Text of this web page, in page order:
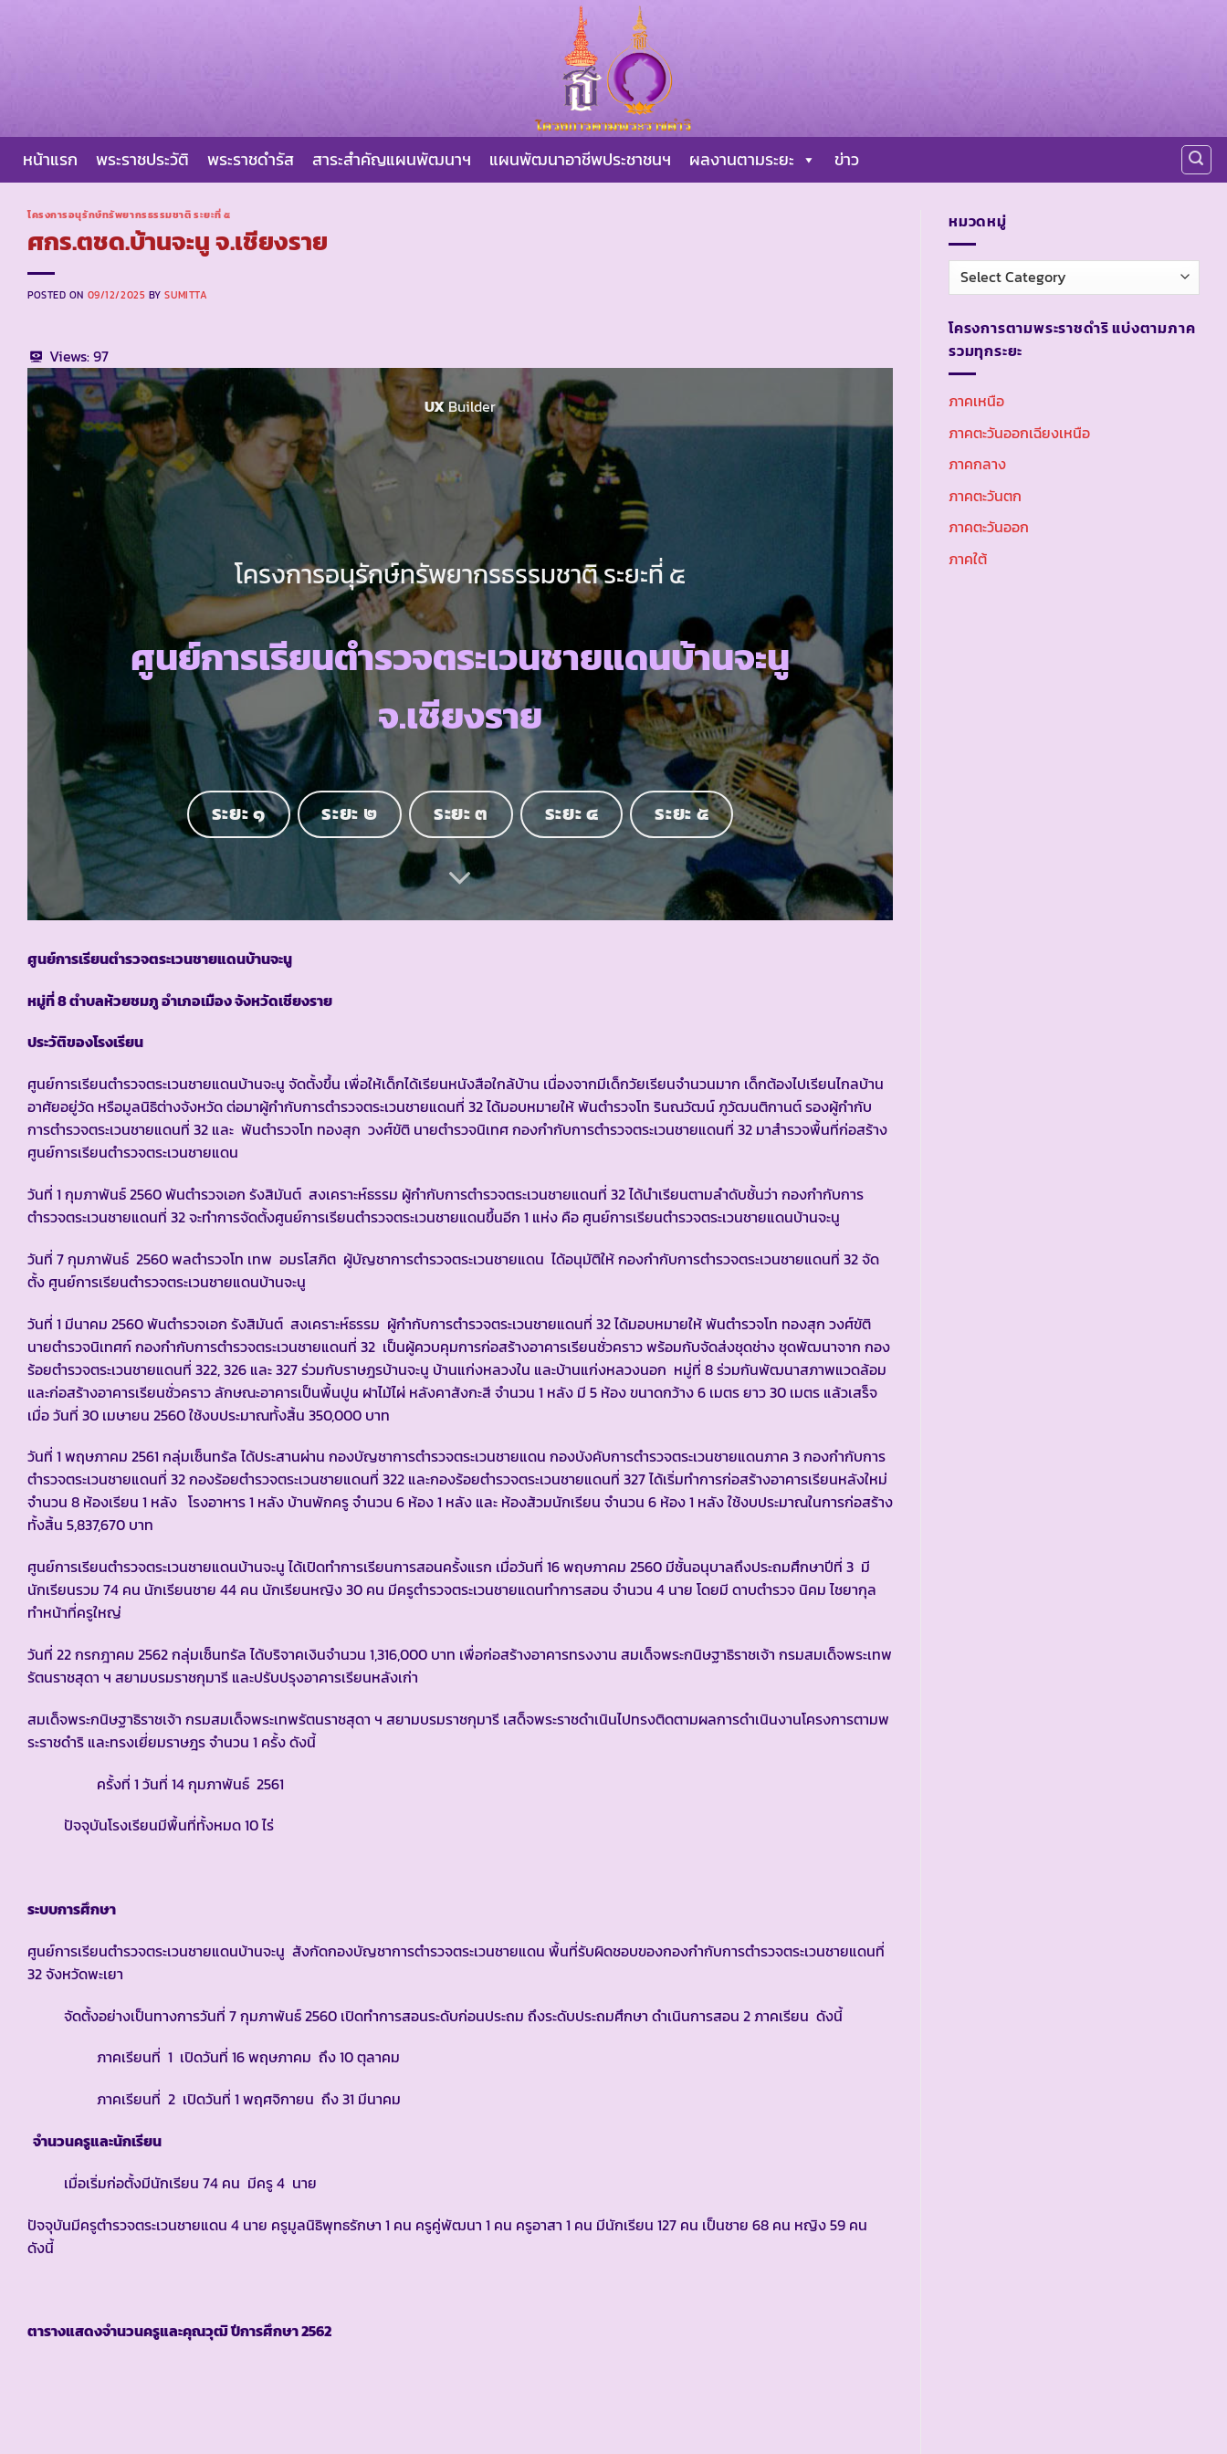
หน้าแรก พระราชประวัติ พระราชดำรัส สาระสำคัญแผนพัฒนาฯ แผนพัฒนาอาชีพประชาชนฯ ผลงานตามระยะ ข่าว
โครงการอนุรักษ์ทรัพยากรธรรมชาติ ระยะที่ ๕
ศกร.ตชด.บ้านจะนู จ.เชียงราย
POSTED ON 09/12/2025 BYSUMITTA
Views:97
UXBuilder
โครงการอนุรักษ์ทรัพยากรธรรมชาติ ระยะที่ ๕
ศูนย์การเรียนตำรวจตระเวนชายแดนบ้านจะนู
จ.เชียงราย
ระยะ ๑ ระยะ ๒ ระยะ ๓ ระยะ ๔ ระยะ ๕
ศูนย์การเรียนตำรวจตระเวนชายแดนบ้านจะนู
หมู่ที่ 8 ตำบลห้วยชมภู อำเภอเมือง จังหวัดเชียงราย
ประวัติของโรงเรียน
ศูนย์การเรียนตำรวจตระเวนชายแดนบ้านจะนู จัดตั้งขึ้น เพื่อให้เด็กได้เรียนหนังสือใกล้บ้าน เนื่องจากมีเด็กวัยเรียนจำนวนมาก เด็กต้องไปเรียนไกลบ้าน
อาศัยอยู่วัด หรือมูลนิธิต่างจังหวัด ต่อมาผู้กำกับการตำรวจตระเวนชายแดนที่ 32 ได้มอบหมายให้ พันตำรวจโท รินณวัฒน์ ภูวัฒนติกานต์ รองผู้กำกับ
การตำรวจตระเวนชายแดนที่ 32 และ พันตำรวจโท ทองสุก วงศ์ขัติ นายตำรวจนิเทศ กองกำกับการตำรวจตระเวนชายแดนที่ 32 มาสำรวจพื้นที่ก่อสร้าง
ศูนย์การเรียนตำรวจตระเวนชายแดน
วันที่ 1 กุมภาพันธ์ 2560 พันตำรวจเอก รังสิมันต์ สงเคราะห์ธรรม ผู้กำกับการตำรวจตระเวนชายแดนที่ 32 ได้นำเรียนตามลำดับชั้นว่า กองกำกับการ
ตำรวจตระเวนชายแดนที่ 32 จะทำการจัดตั้งศูนย์การเรียนตำรวจตระเวนชายแดนขึ้นอีก 1 แห่ง คือ ศูนย์การเรียนตำรวจตระเวนชายแดนบ้านจะนู
วันที่ 7 กุมภาพันธ์ 2560 พลตำรวจโท เทพ อมรโสภิต ผู้บัญชาการตำรวจตระเวนชายแดน ได้อนุมัติให้ กองกำกับการตำรวจตระเวนชายแดนที่ 32 จัด
ตั้ง ศูนย์การเรียนตำรวจตระเวนชายแดนบ้านจะนู
วันที่ 1 มีนาคม 2560 พันตำรวจเอก รังสิมันต์ สงเคราะห์ธรรม ผู้กำกับการตำรวจตระเวนชายแดนที่ 32 ได้มอบหมายให้ พันตำรวจโท ทองสุก วงศ์ขัติ
นายตำรวจนิเทศก์ กองกำกับการตำรวจตระเวนชายแดนที่ 32 เป็นผู้ควบคุมการก่อสร้างอาคารเรียนชั่วคราว พร้อมกับจัดส่งชุดช่าง ชุดพัฒนาจาก กอง
ร้อยตำรวจตระเวนชายแดนที่ 322, 326 และ 327 ร่วมกับราษฎรบ้านจะนู บ้านแก่งหลวงใน และบ้านแก่งหลวงนอก หมู่ที่ 8 ร่วมกันพัฒนาสภาพแวดล้อม
และก่อสร้างอาคารเรียนชั่วคราว ลักษณะอาคารเป็นพื้นปูน ฝาไม้ไผ่ หลังคาสังกะสี จำนวน 1 หลัง มี 5 ห้อง ขนาดกว้าง 6 เมตร ยาว 30 เมตร แล้วเสร็จ
เมื่อ วันที่ 30 เมษายน 2560 ใช้งบประมาณทั้งสิ้น 350,000 บาท
วันที่ 1 พฤษภาคม 2561 กลุ่มเซ็นทรัล ได้ประสานผ่าน กองบัญชาการตำรวจตระเวนชายแดน กองบังคับการตำรวจตระเวนชายแดนภาค 3 กองกำกับการ
ตำรวจตระเวนชายแดนที่ 32 กองร้อยตำรวจตระเวนชายแดนที่ 322 และกองร้อยตำรวจตระเวนชายแดนที่ 327 ได้เริ่มทำการก่อสร้างอาคารเรียนหลังใหม่
จำนวน 8 ห้องเรียน 1 หลัง โรงอาหาร 1 หลัง บ้านพักครู จำนวน 6 ห้อง 1 หลัง และ ห้องส้วมนักเรียน จำนวน 6 ห้อง 1 หลัง ใช้งบประมาณในการก่อสร้าง
ทั้งสิ้น 5,837,670 บาท
ศูนย์การเรียนตำรวจตระเวนชายแดนบ้านจะนู ได้เปิดทำการเรียนการสอนครั้งแรก เมื่อวันที่ 16 พฤษภาคม 2560 มีชั้นอนุบาลถึงประถมศึกษาปีที่ 3 มี
นักเรียนรวม 74 คน นักเรียนชาย 44 คน นักเรียนหญิง 30 คน มีครูตำรวจตระเวนชายแดนทำการสอน จำนวน 4 นาย โดยมี ดาบตำรวจ นิคม ไชยากุล
ทำหน้าที่ครูใหญ่
วันที่ 22 กรกฎาคม 2562 กลุ่มเซ็นทรัล ได้บริจาคเงินจำนวน 1,316,000 บาท เพื่อก่อสร้างอาคารทรงงาน สมเด็จพระกนิษฐาธิราชเจ้า กรมสมเด็จพระเทพ
รัตนราชสุดา ฯ สยามบรมราชกุมารี และปรับปรุงอาคารเรียนหลังเก่า
สมเด็จพระกนิษฐาธิราชเจ้า กรมสมเด็จพระเทพรัตนราชสุดา ฯ สยามบรมราชกุมารี เสด็จพระราชดำเนินไปทรงติดตามผลการดำเนินงานโครงการตามพ
ระราชดำริ และทรงเยี่ยมราษฎร จำนวน 1 ครั้ง ดังนี้
ครั้งที่ 1 วันที่ 14 กุมภาพันธ์ 2561
ปัจจุบันโรงเรียนมีพื้นที่ทั้งหมด 10 ไร่
ระบบการศึกษา
ศูนย์การเรียนตำรวจตระเวนชายแดนบ้านจะนู สังกัดกองบัญชาการตำรวจตระเวนชายแดน พื้นที่รับผิดชอบของกองกำกับการตำรวจตระเวนชายแดนที่
32 จังหวัดพะเยา
จัดตั้งอย่างเป็นทางการวันที่ 7 กุมภาพันธ์ 2560 เปิดทำการสอนระดับก่อนประถม ถึงระดับประถมศึกษา ดำเนินการสอน 2 ภาคเรียน ดังนี้
ภาคเรียนที่ 1 เปิดวันที่ 16 พฤษภาคม ถึง 10 ตุลาคม
ภาคเรียนที่ 2 เปิดวันที่ 1 พฤศจิกายน ถึง 31 มีนาคม
จำนวนครูและนักเรียน
เมื่อเริ่มก่อตั้งมีนักเรียน 74 คน มีครู 4 นาย
ปัจจุบันมีครูตำรวจตระเวนชายแดน 4 นาย ครูมูลนิธิพุทธรักษา 1 คน ครูคู่พัฒนา 1 คน ครูอาสา 1 คน มีนักเรียน 127 คน เป็นชาย 68 คน หญิง 59 คน
ดังนี้
ตารางแสดงจำนวนครูและคุณวุฒิ ปีการศึกษา2562
หมวดหมู่
หมวด
หมู่
โครงการตามพระราชดำริ แบ่งตามภาค
รวมทุกระยะ
ภาคเหนือ
ภาคตะวันออกเฉียงเหนือ
ภาคกลาง
ภาคตะวันตก
ภาคตะวันออก
ภาคใต้